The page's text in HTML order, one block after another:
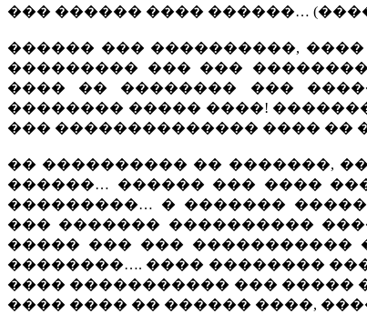
��� ������ ���� ������…
������ ��� ����������,
��������� ��� ���
���� �� �������� ���
�������� ����� ����!
��� �������������� ���� ��
�� ���������� �� �������,
������… ������ ��� ����
���������… � �������
��� ������� ����������
����� ��� ��� �����������
��������…. ���� ��������
���� ����������� ��� �����
���� ���� �� ������ ����,